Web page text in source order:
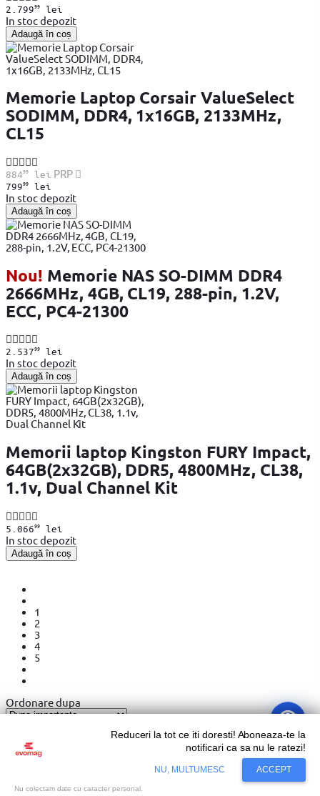
2.79999lei
In stoc depozit
Adaugă în coș
Memorie Laptop Corsair ValueSelect
SODIMM, DDR4, 1x16GB, 2133MHz,
CL15
88499lei PRP
79999lei
In stoc depozit
Adaugă în coș
Nou! Memorie NAS SO-DIMM DDR4
2666MHz, 4GB, CL19, 288-pin, 1.2V,
ECC, PC4-21300
2.53799lei
In stoc depozit
Adaugă în coș
Memorii laptop Kingston FURY Impact,
64GB(2x32GB), DDR5, 4800MHz, CL38,
1.1v, Dual Channel Kit
5.06699lei
In stoc depozit
Adaugă în coș
1
2
3
4
5
Ordonare dupa
Memorii RAM Laptop – Performanta si
Viteza pentru Laptopul Tau
Reduceri la tot ce iti doresti! Aboneaza-te la
notificari ca sa nu le ratezi!
NU, MULTUMESC ACCEPT
Nu colectam date cu caracter personal.